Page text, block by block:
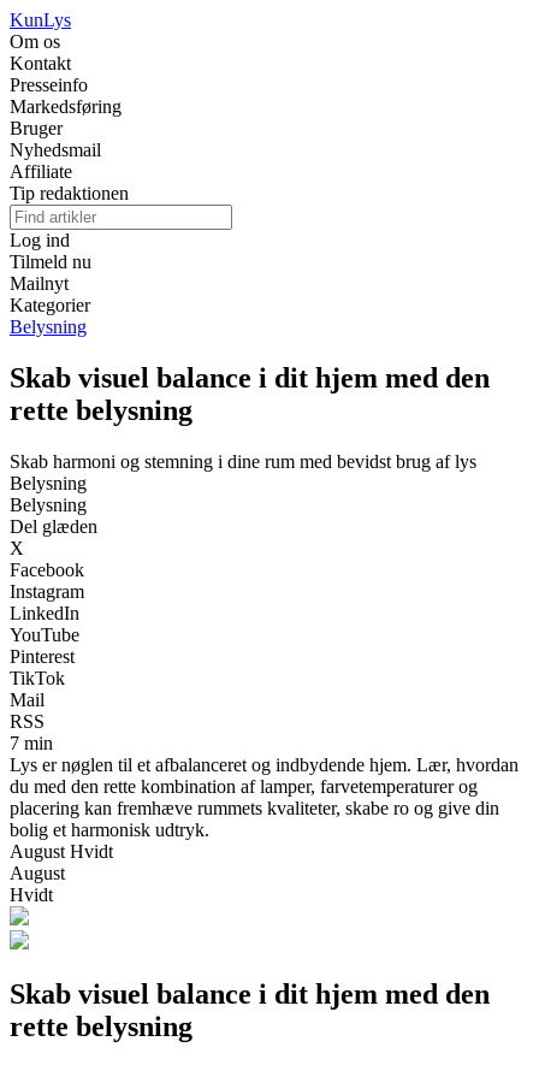
KunLys
Om os
Kontakt
Presseinfo
Markedsføring
Bruger
Nyhedsmail
Affiliate
Tip redaktionen
Log ind
Tilmeld nu
Mailnyt
Kategorier
Belysning
Skab visuel balance i dit hjem med den
rette belysning
Skab harmoni og stemning i dine rum med bevidst brug af lys
Belysning
Belysning
Del glæden
X
Facebook
Instagram
LinkedIn
YouTube
Pinterest
TikTok
Mail
RSS
7 min
Lys er nøglen til et afbalanceret og indbydende hjem. Lær, hvordan
du med den rette kombination af lamper, farvetemperaturer og
placering kan fremhæve rummets kvaliteter, skabe ro og give din
bolig et harmonisk udtryk.
August Hvidt
August
Hvidt
Skab visuel balance i dit hjem med den
rette belysning